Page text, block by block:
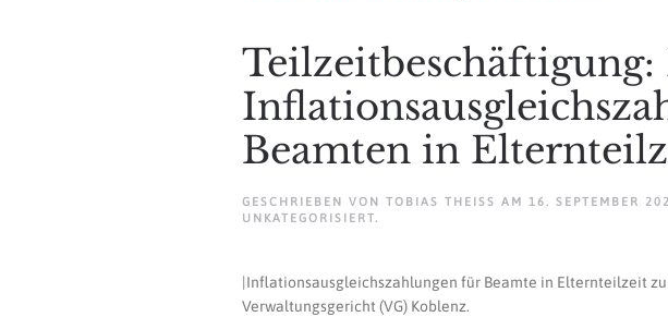
Beamten in
GESCHRIEBEN VON TOBIAS THEISS AM 16. SEPTEMBER
UNKATEGORISIERT.
|Inflationsausgleichszahlungen für Beamte in Elternteilzeit zu
Verwaltungsgericht (VG) Koblenz.